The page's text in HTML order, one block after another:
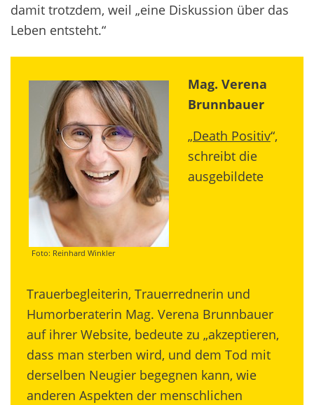
damit trotzdem, weil „eine Diskussion über das
Leben entsteht.“
Foto: Reinhard Winkler
Mag. Verena
Brunnbauer
„Death Positiv“,
schreibt die
ausgebildete
Trauerbegleiterin, Trauerrednerin und
Humorberaterin Mag. Verena Brunnbauer
auf ihrer Website, bedeute zu „akzeptieren,
dass man sterben wird, und dem Tod mit
derselben Neugier begegnen kann, wie
anderen Aspekten der menschlichen